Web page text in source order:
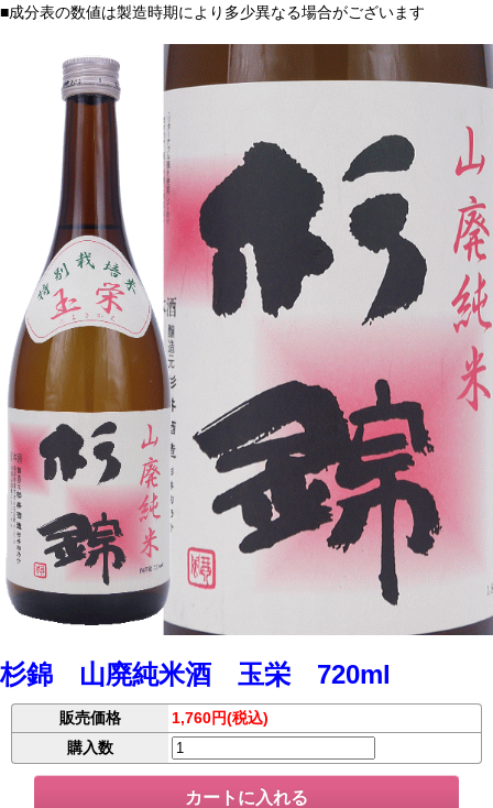
■成分表の数値は製造時期により多少異なる場合がございます
杉錦 山廃純米酒 玉栄 720ml
販売価格
1,760円(税込)
購入数